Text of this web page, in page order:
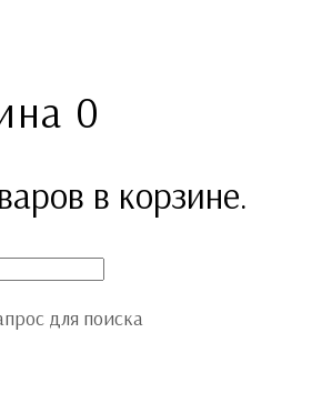
0
в корзине.
для поиска